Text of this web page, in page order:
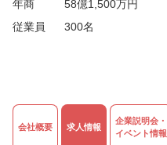
年商
58億1,500万円
従業員
300名
会社概要 求人情報
企業説明会・
イベント情報